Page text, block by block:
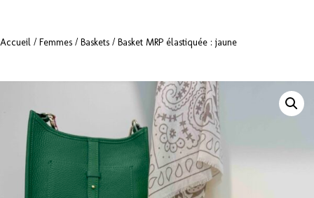
Accueil /Femmes /Baskets / Basket MRP élastiquée : jaune